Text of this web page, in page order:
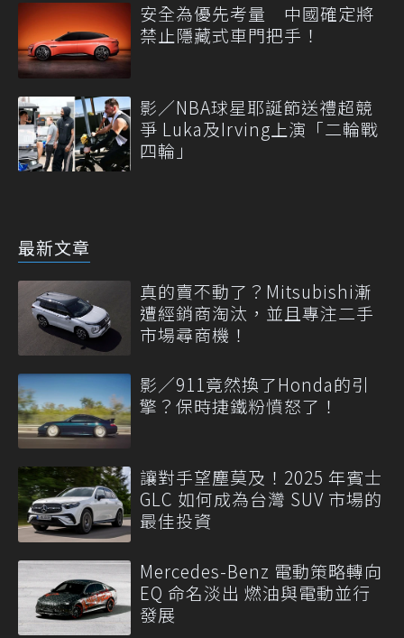
安全為優先考量 中國確定將
禁止隱藏式車門把手！
影／NBA球星耶誕節送禮超競
爭 Luka及Irving上演「二輪戰
四輪」
最新文章
真的賣不動了？Mitsubishi漸
遭經銷商淘汰，並且專注二手
市場尋商機！
影／911竟然換了Honda的引
擎？保時捷鐵粉憤怒了！
讓對手望塵莫及！2025 年賓士
GLC 如何成為台灣 SUV 市場的
最佳投資
Mercedes-Benz 電動策略轉向
EQ 命名淡出 燃油與電動並行
發展